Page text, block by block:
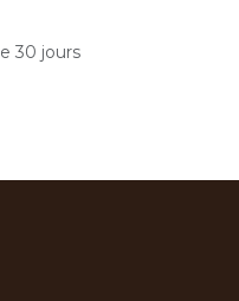
30 jours